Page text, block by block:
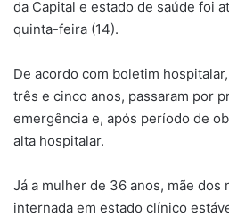
da Capital e estado de saúde foi
quinta-feira (14).
De acordo com boletim
três e cinco anos, passaram por
emergência e, após período de
alta hospitalar.
Já a mulher de 36 anos, mãe dos
internada em estado clínico